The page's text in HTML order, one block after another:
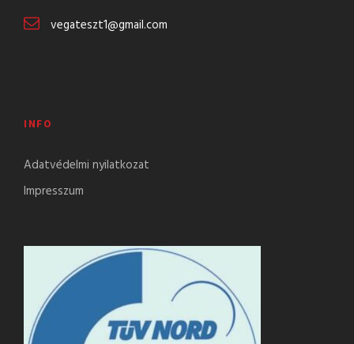
vegateszt1@gmail.com
INFO
Adatvédelmi nyilatkozat
Impresszum